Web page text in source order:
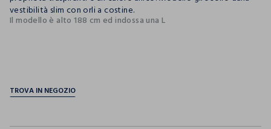
vestibilità slim con orli a costine.
Il modello è alto 188 cm ed indossa una L